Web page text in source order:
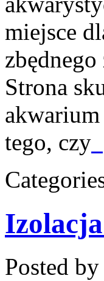
miejsce
Strona
akwarium
tego, czy
Posted